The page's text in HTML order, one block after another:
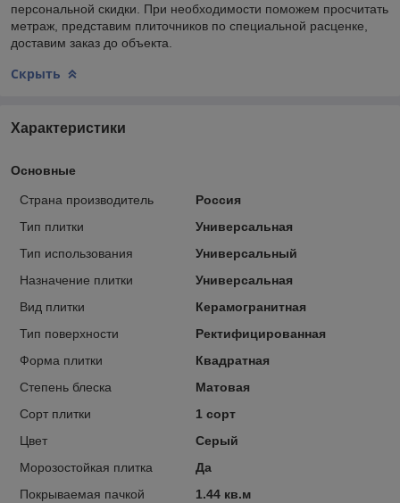
персональной скидки. При необходимости поможем просчитать
метраж, представим плиточников по специальной расценке,
доставим заказ до объекта.
Скрыть
Характеристики
Основные
Страна производитель
Россия
Тип плитки
Универсальная
Тип использования
Универсальный
Назначение плитки
Универсальная
Вид плитки
Керамогранитная
Тип поверхности
Ректифицированная
Форма плитки
Квадратная
Степень блеска
Матовая
Сорт плитки
1 сорт
Цвет
Серый
Морозостойкая плитка
Да
Покрываемая пачкой
1.44 кв.м